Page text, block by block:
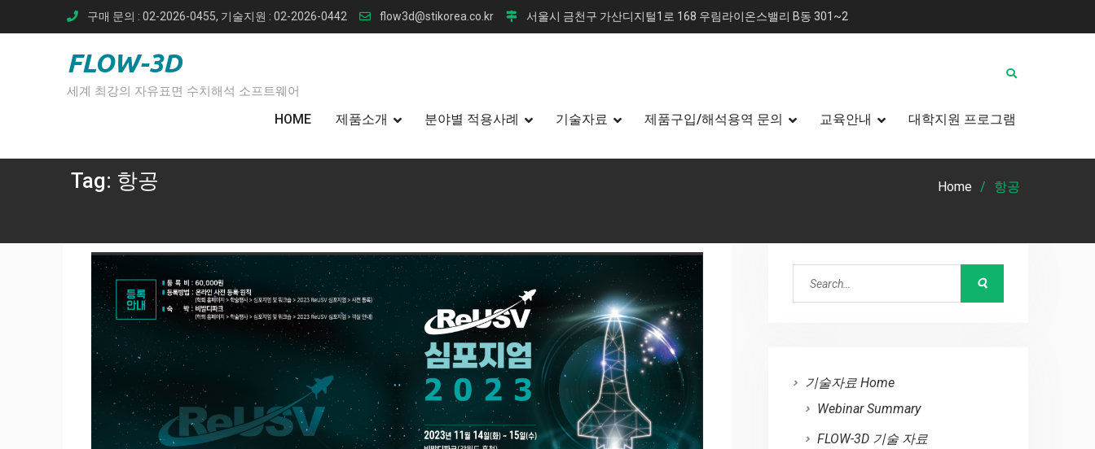
to
구매 문의 : 02-2026-0455, 기술지원 : 02-2026-0442 flow3d@stikorea.co.kr 서울시 금천구 가산디지털1로 168 우림라이온스밸리 B동 301~2
FLOW-3D
세계 최강의 자유표면 수치해석 소프트웨어
HOME 제품소개 분야별 적용사례 기술자료 제품구입/해석용역 문의 교육안내 대학지원 프로그램
Tag: 항공 Home 항공
기술자료 Home
Webinar Summary
FLOW-3D 기술 자료